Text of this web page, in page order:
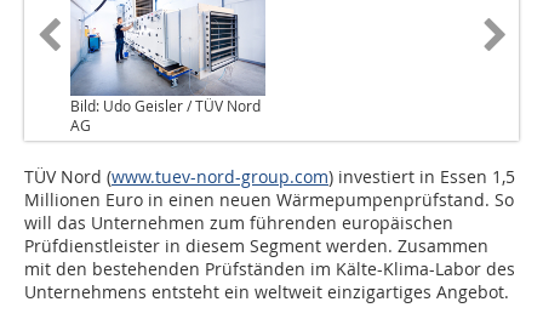
Bild: Udo Geisler / TÜV Nord
AG
TÜV Nord (www.tuev-nord-group.com) investiert in Essen 1,5
Millionen Euro in einen neuen Wärmepumpenprüfstand. So
will das Unternehmen zum führenden europäischen
Prüfdienstleister in diesem Segment werden. Zusammen
mit den bestehenden Prüfständen im Kälte-Klima-Labor des
Unternehmens entsteht ein weltweit einzigartiges Angebot.